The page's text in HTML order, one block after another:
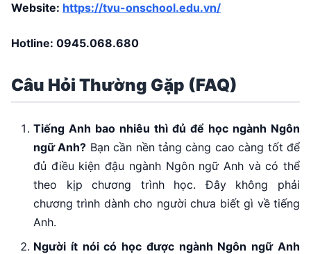
Website: https://tvu-onschool.edu.vn/
Hotline: 0945.068.680
Câu Hỏi Thường Gặp (FAQ)
Tiếng Anh bao nhiêu thì đủ để học ngành Ngôn
ngữ Anh? Bạn cần nền tảng càng cao càng tốt để
đủ điều kiện đậu ngành Ngôn ngữ Anh và có thể
theo kịp chương trình học. Đây không phải
chương trình dành cho người chưa biết gì về tiếng
Anh.
Người ít nói có học được ngành Ngôn ngữ Anh